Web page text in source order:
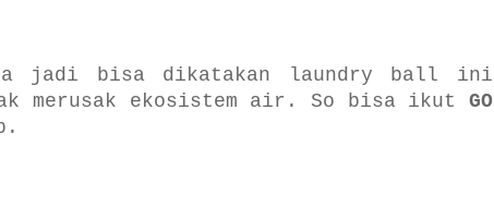
jadi bisa dikatakan laundry ball ini
merusak ekosistem air. So bisa ikut GO